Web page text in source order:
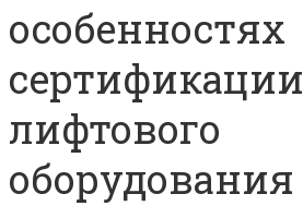
особенностях
сертификации
лифтового
оборудования